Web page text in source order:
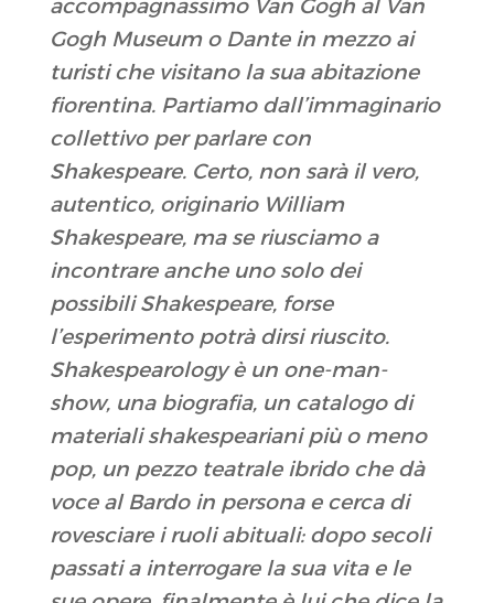
accompagnassimo Van Gogh al Van
Gogh Museum o Dante in mezzo ai
turisti che visitano la sua abitazione
fiorentina. Partiamo dall’immaginario
collettivo per parlare con
Shakespeare. Certo, non sarà il vero,
autentico, originario William
Shakespeare, ma se riusciamo a
incontrare anche uno solo dei
possibili Shakespeare, forse
l’esperimento potrà dirsi riuscito.
Shakespearology è un one-man-
show, una biografia, un catalogo di
materiali shakespeariani più o meno
pop, un pezzo teatrale ibrido che dà
voce al Bardo in persona e cerca di
rovesciare i ruoli abituali: dopo secoli
passati a interrogare la sua vita e le